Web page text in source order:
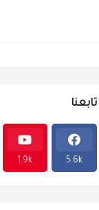
تابعنا
5.6k
1.9k